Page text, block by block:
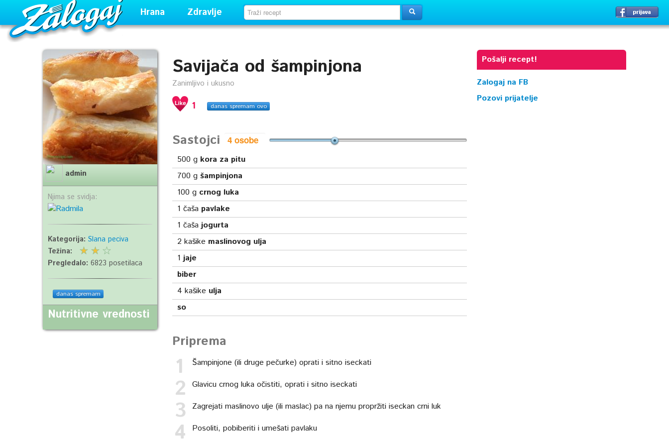
Hrana Zdravlje
Savijača od šampinjona
Zanimljivo i ukusno
1 danas spremam ovo
Sastojci
500 g kora za pitu
700 g šampinjona
100 g crnog luka
1 čaša pavlake
1 čaša jogurta
2 kašike maslinovog ulja
1 jaje
biber
4 kašike ulja
so
Priprema
Šampinjone (ili druge pečurke) oprati i sitno iseckati
Glavicu crnog luka očistiti, oprati i sitno iseckati
Zagrejati maslinovo ulje (ili maslac) pa na njemu propržiti iseckan crni luk
Posoliti, pobiberiti i umešati pavlaku
admin
Njima se svidja:
Kategorija: Slana peciva
Težina:
Pregledalo: 6823 posetilaca
danas spremam
Nutritivne vrednosti
Pošalji recept!
Zalogaj na FB
Pozovi prijatelje